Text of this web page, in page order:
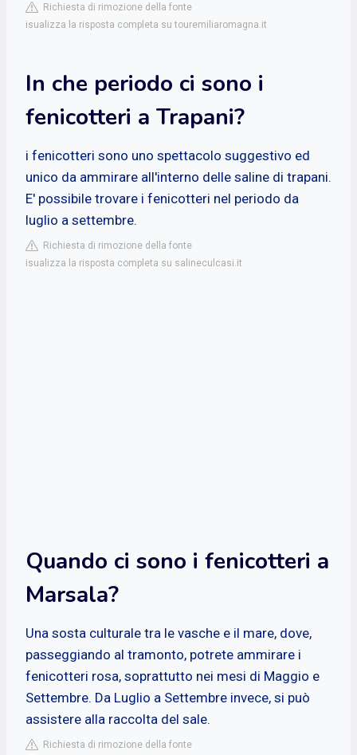
Richiesta di rimozione della fonte
isualizza la risposta completa su touremiliaromagna.it
In che periodo ci sono i
fenicotteri a Trapani?
i fenicotteri sono uno spettacolo suggestivo ed
unico da ammirare all'interno delle saline di trapani.
E' possibile trovare i fenicotteri nel periodo da
luglio a settembre.
Richiesta di rimozione della fonte
isualizza la risposta completa su salineculcasi.it
Quando ci sono i fenicotteri a
Marsala?
Una sosta culturale tra le vasche e il mare, dove,
passeggiando al tramonto, potrete ammirare i
fenicotteri rosa, soprattutto nei mesi di Maggio e
Settembre. Da Luglio a Settembre invece, si può
assistere alla raccolta del sale.
Richiesta di rimozione della fonte